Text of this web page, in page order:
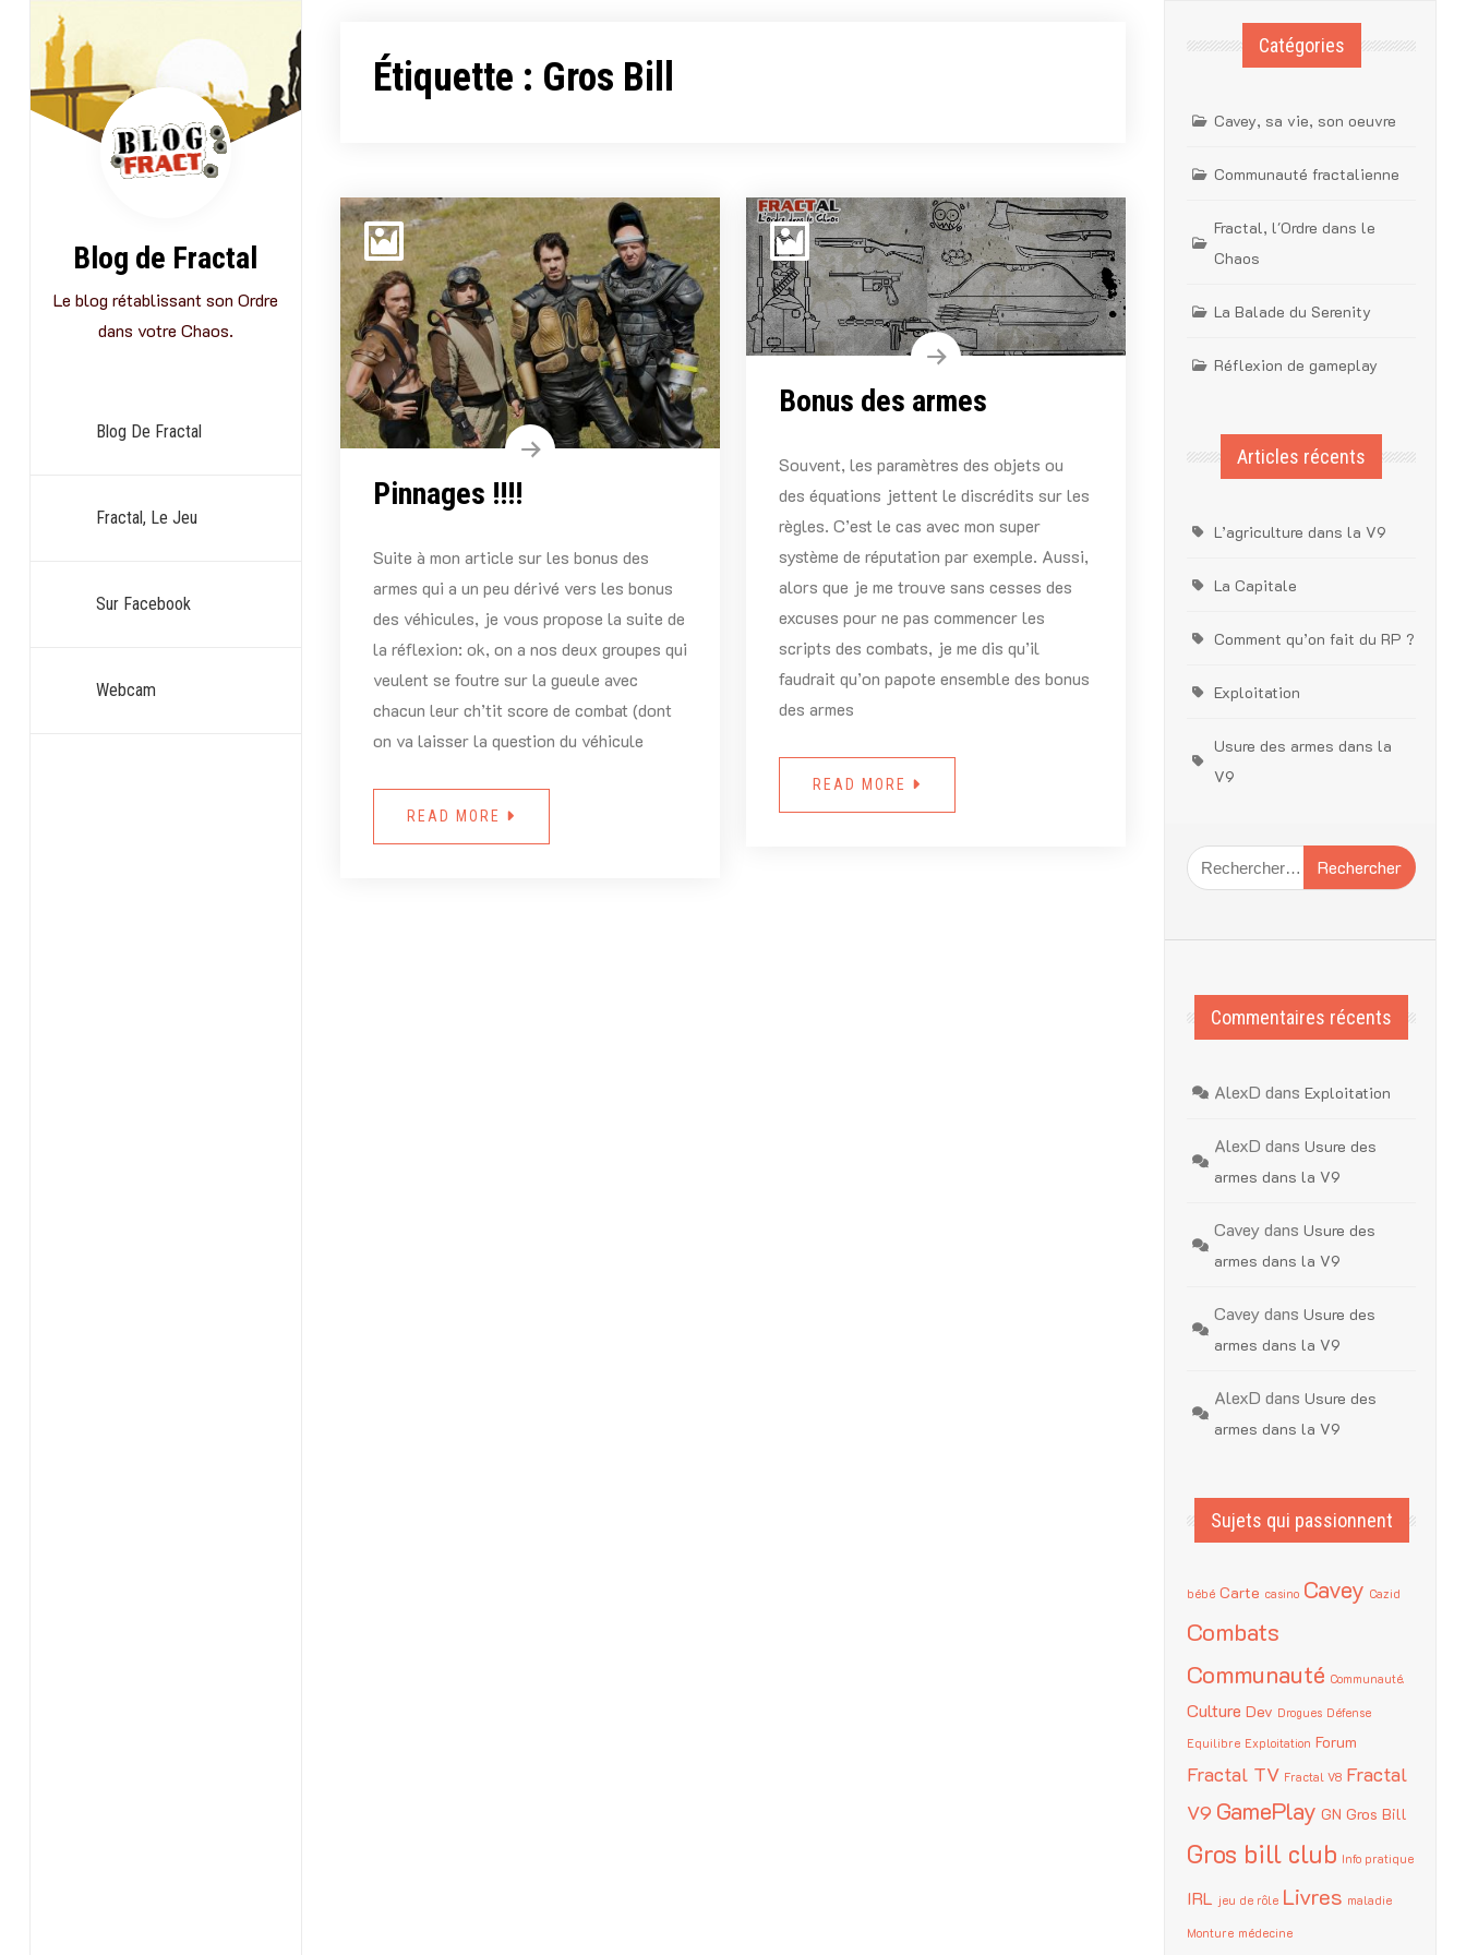
contenu
Blog de Fractal
Le blog rétablissant son Ordre
dans votre Chaos.
Blog De Fractal
Fractal, Le Jeu
Sur Facebook
Webcam
Étiquette : Gros Bill
Pinnages !!!!
Suite à mon article sur les bonus des
armes qui a un peu dérivé vers les bonus
des véhicules, je vous propose la suite de
la réflexion: ok, on a nos deux groupes qui
veulent se foutre sur la gueule avec
chacun leur ch’tit score de combat (dont
on va laisser la question du véhicule
READ MORE
Bonus des armes
Souvent, les paramètres des objets ou
des équations jettent le discrédits sur les
règles. C’est le cas avec mon super
système de réputation par exemple. Aussi,
alors que je me trouve sans cesses des
excuses pour ne pas commencer les
scripts des combats, je me dis qu’il
faudrait qu’on papote ensemble des bonus
des armes
READ MORE
Catégories
Cavey, sa vie, son oeuvre
Communauté fractalienne
Fractal, l'Ordre dans le
Chaos
La Balade du Serenity
Réflexion de gameplay
Articles récents
L’agriculture dans la V9
La Capitale
Comment qu’on fait du RP ?
Exploitation
Usure des armes dans la
V9
Rechercher :
Commentaires récents
AlexD dansExploitation
AlexD dansUsure des
armes dans la V9
CaveydansUsure des
armes dans la V9
CaveydansUsure des
armes dans la V9
AlexD dansUsure des
armes dans la V9
Sujets qui passionnent
bébé Carte casino Cavey Cazid
Combats
Communauté Communauté.
Culture Dev Drogues Défense
Equilibre Exploitation Forum
Fractal TV Fractal V8 Fractal
V9 GamePlay GN Gros Bill
Gros bill club Info pratique
IRL jeu de rôle Livres maladie
Monture médecine